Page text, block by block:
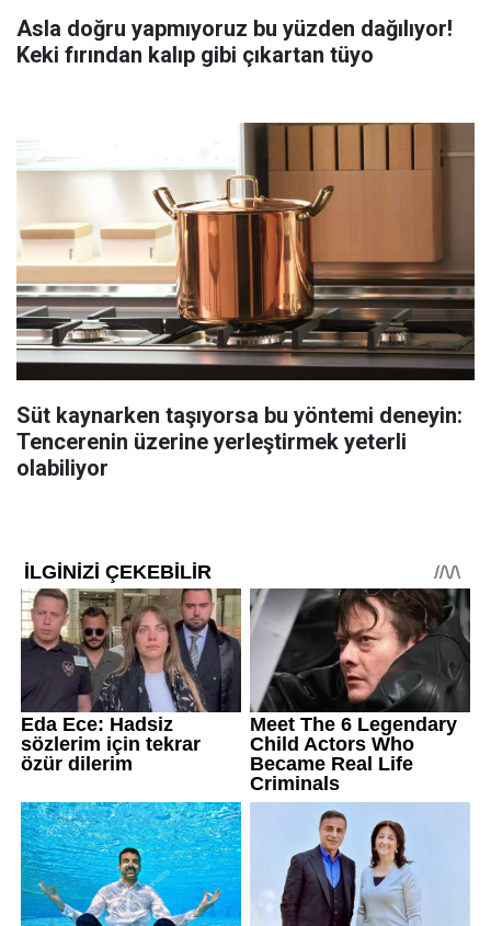
Asla doğru yapmıyoruz bu yüzden dağılıyor!
Keki fırından kalıp gibi çıkartan tüyo
Süt kaynarken taşıyorsa bu yöntemi deneyin:
Tencerenin üzerine yerleştirmek yeterli
olabiliyor